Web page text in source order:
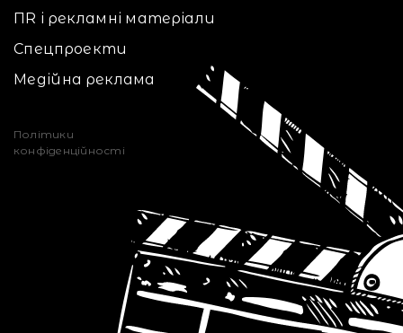
ПR і рекламні матеріали
Спецпроекти
Медійна реклама
Політики
конфіденційності